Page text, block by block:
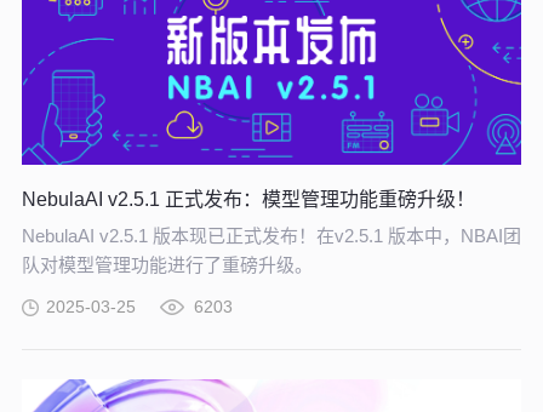
NebulaAI v2.5.1 正式发布：模型管理功能重磅升级！
NebulaAI v2.5.1 版本现已正式发布！在v2.5.1 版本中，NBAI团
队对模型管理功能进行了重磅升级。
2025-03-25 6203